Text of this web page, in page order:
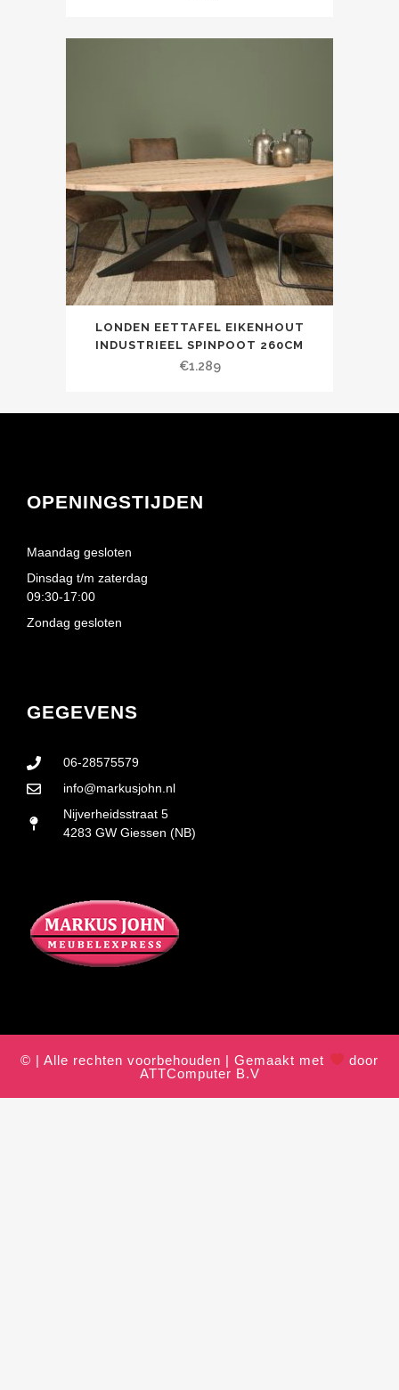
LONDEN EETTAFEL EIKENHOUT
INDUSTRIEEL SPINPOOT 260CM
€1.289
GEGEVENS
06-28575579
info@markusjohn.nl
Nijverheidsstraat 5
4283 GW Giessen (NB)
OPENINGSTIJDEN
Maandag gesloten
Dinsdag t/m zaterdag
09:30-17:00
Zondag gesloten
© | Alle rechten voorbehouden | Gemaakt met
door
ATTComputer B.V